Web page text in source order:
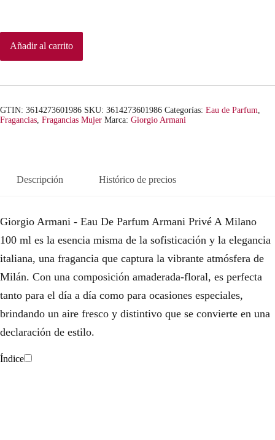
Añadir al carrito
GTIN: 3614273601986 SKU: 3614273601986 Categorías: Eau de Parfum
Fragancias Fragancias Mujer Marca: Giorgio Armani
Descripción Histórico de precios
Giorgio Armani - Eau De Parfum Armani Privé A Milano
100 ml es la esencia misma de la sofisticación y la elegancia
italiana, una fragancia que captura la vibrante atmósfera de
Milán. Con una composición amaderada-floral, es perfecta
tanto para el día a día como para ocasiones especiales,
brindando un aire fresco y distintivo que se convierte en una
declaración de estilo.
Índice